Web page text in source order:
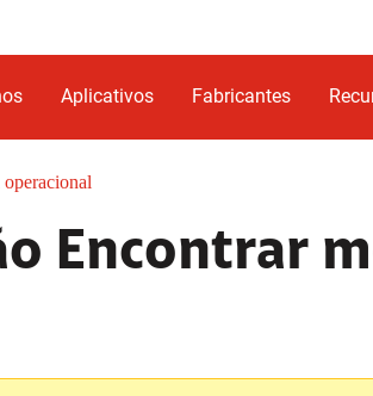
Aplicativos Fabricantes
operacional
Encontrar